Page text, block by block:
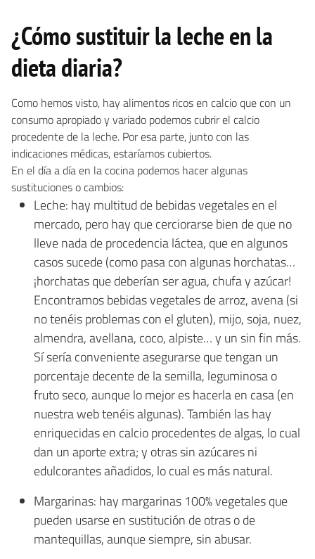
¿Cómo sustituir la leche en la
dieta diaria?
Como hemos visto, hay alimentos ricos en calcio que con un
consumo apropiado y variado podemos cubrir el calcio
procedente de la leche. Por esa parte, junto con las
indicaciones médicas, estaríamos cubiertos.
En el día a día en la cocina podemos hacer algunas
sustituciones o cambios:
Leche: hay multitud de bebidas vegetales en el
mercado, pero hay que cerciorarse bien de que no
lleve nada de procedencia láctea, que en algunos
casos sucede (como pasa con algunas horchatas…
¡horchatas que deberían ser agua, chufa y azúcar!
Encontramos bebidas vegetales de arroz, avena (si
no tenéis problemas con el gluten), mijo, soja, nuez,
almendra, avellana, coco, alpiste… y un sin fin más.
Sí sería conveniente asegurarse que tengan un
porcentaje decente de la semilla, leguminosa o
fruto seco, aunque lo mejor es hacerla en casa (en
nuestra web tenéis algunas). También las hay
enriquecidas en calcio procedentes de algas, lo cual
dan un aporte extra; y otras sin azúcares ni
edulcorantes añadidos, lo cual es más natural.
Margarinas: hay margarinas 100% vegetales que
pueden usarse en sustitución de otras o de
mantequillas, aunque siempre, sin abusar.